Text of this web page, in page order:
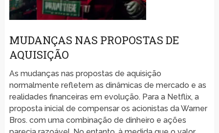
MUDANÇAS NAS PROPOSTAS DE
AQUISIÇÃO
As mudanças nas propostas de aquisição
normalmente refletem as dinâmicas de mercado e as
realidades financeiras em evolução. Para a Netflix, a
proposta inicial de compensar os acionistas da Warner
Bros. com uma combinação de dinheiro e ações